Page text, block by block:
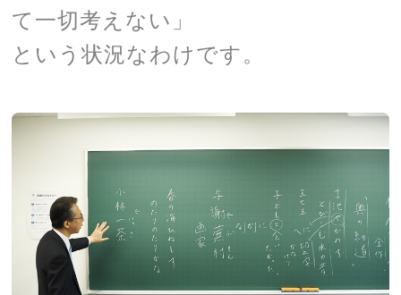
て一切考えない」
という状況なわけです。